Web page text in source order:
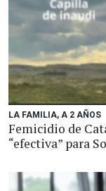
LA FAMILIA, A 2 AÑOS
Femicidio de
“efectiva” para